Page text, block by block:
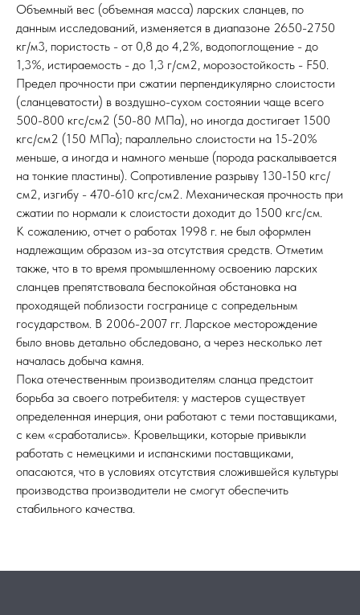
Объемный вес (объемная масса) ларских сланцев, по
данным исследований, изменяется в диапазоне 2650-2750
кг/м3, пористость - от 0,8 до 4,2%, водопоглощение - до
1,3%, истираемость - до 1,3 г/см2, морозостойкость - F50.
Предел прочности при сжатии перпендикулярно слоистости
(сланцеватости) в воздушно-сухом состоянии чаще всего
500-800 кгс/см2 (50-80 МПа), но иногда достигает 1500
кгс/см2 (150 МПа); параллельно слоистости на 15-20%
меньше, а иногда и намного меньше (порода раскалывается
на тонкие пластины). Сопротивление разрыву 130-150 кгс/
см2, изгибу - 470-610 кгс/см2. Механическая прочность при
сжатии по нормали к слоистости доходит до 1500 кгс/см.
К сожалению, отчет о работах 1998 г. не был оформлен
надлежащим образом из-за отсутствия средств. Отметим
также, что в то время промышленному освоению ларских
сланцев препятствовала беспокойная обстановка на
проходящей поблизости госгранице с сопредельным
государством. В 2006-2007 гг. Ларское месторождение
было вновь детально обследовано, а через несколько лет
началась добыча камня.
Пока отечественным производителям сланца предстоит
борьба за своего потребителя: у мастеров существует
определенная инерция, они работают с теми поставщиками,
с кем «сработались». Кровельщики, которые привыкли
работать с немецкими и испанскими поставщиками,
опасаются, что в условиях отсутствия сложившейся культуры
производства производители не смогут обеспечить
стабильного качества.